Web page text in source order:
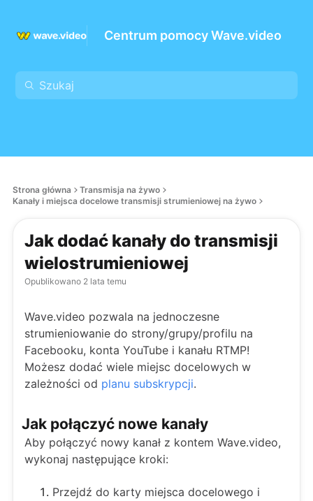
Centrum pomocy Wave.video
Strona główna
Transmisja na żywo
Kanały i miejsca docelowe transmisji strumieniowej na żywo
Jak dodać kanały do transmisji
wielostrumieniowej
Opublikowano 2 lata temu
Wave.video pozwala na jednoczesne
strumieniowanie do strony/grupy/profilu na
Facebooku, konta YouTube i kanału RTMP!
Możesz dodać wiele miejsc docelowych w
zależności od planu subskrypcji.
Jak połączyć nowe kanały
Aby połączyć nowy kanał z kontem Wave.video,
wykonaj następujące kroki:
Przejdź do karty miejsca docelowego i